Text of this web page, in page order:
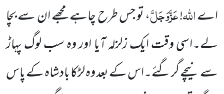
اےاللّٰہ!عَزَّوَجَلَّ، تو جس طرح چاہے مجھے ان سے بچا
لے۔اسی وقت ایک زلزلہ آیا اور وہ سب لوگ پہاڑ
سے نیچے گر گئے۔اس کے بعد وہ لڑکا بادشاہ کے پاس